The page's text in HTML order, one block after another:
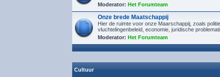
Moderator: Het Forumteam
Onze brede Maatschappij
Hier de ruimte voor onze Maarschappij, zoals
vluchtelingenbeleid, economie, juridische
Moderator: Het Forumteam
Cultuur